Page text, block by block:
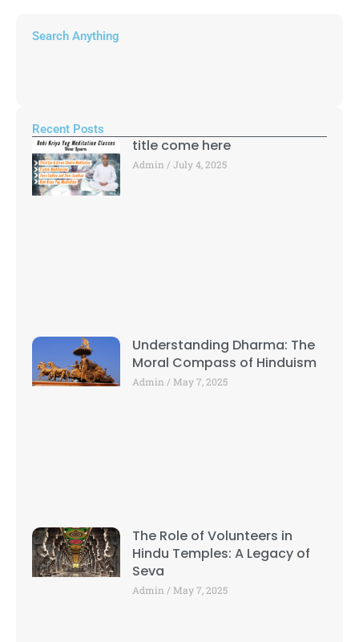
Search Anything
Recent Posts
title come here
Admin July 4, 2025
Understanding Dharma: The
Moral Compass of Hinduism
Admin May 7, 2025
The Role of Volunteers in
Hindu Temples: A Legacy of
Seva
Admin May 7, 2025